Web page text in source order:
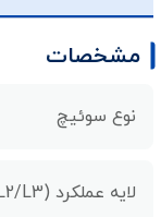
مشخصات
نوع سوئیچ
لایه عملکرد (L2/L3)